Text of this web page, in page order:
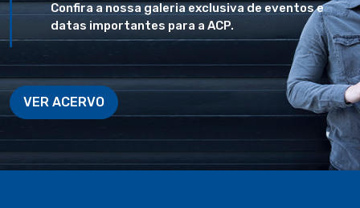
Confira a nossa galeria exclusiva de eventos e
datas importantes para a ACP.
VER ACERVO